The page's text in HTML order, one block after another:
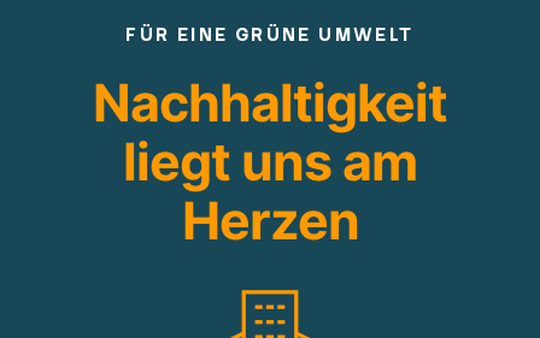
FÜR EINE GRÜNE UMWELT
Nachhaltigkeit
liegt uns am
Herzen